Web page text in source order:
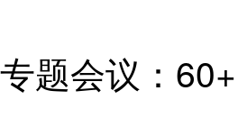
专题会议： 60+